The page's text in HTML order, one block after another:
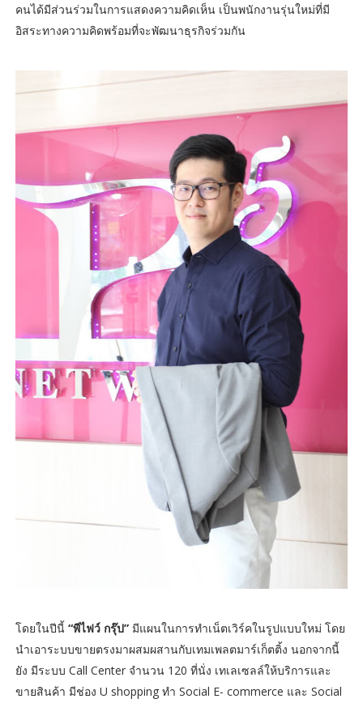
คนได้มีส่วนร่วมในการแสดงความคิดเห็น เป็นพนักงานรุ่นใหม่ที่มี
อิสระทางความคิดพร้อมที่จะพัฒนาธุรกิจร่วมกัน
โดยในปีนี้ “พีไฟว์ กรุ๊ป”มีแผนในการทำเน็ตเวิร์คในรูปแบบใหม่ โดย
นำเอาระบบขายตรงมาผสมผสานกับเทมเพลตมาร์เก็ตติ้ง นอกจากนี้
ยัง มีระบบ Call Center จำนวน 120 ที่นั่ง เทเลเซลล์ให้บริการและ
ขายสินค้า มีช่อง U shopping ทำ Social E- commerce และ Social